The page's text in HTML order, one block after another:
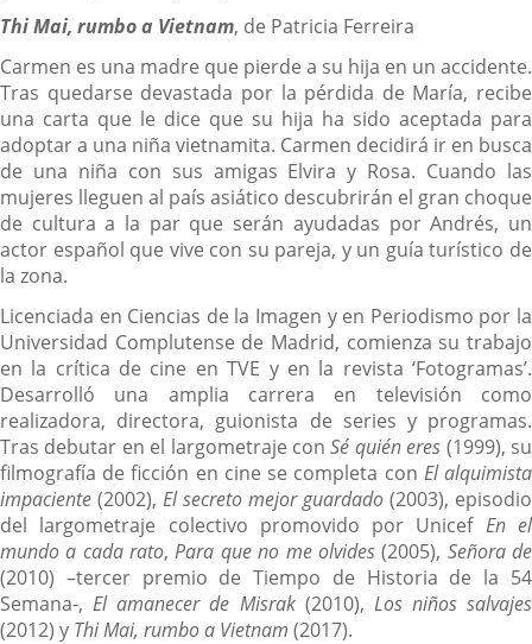
Thi Mai, rumbo a Vietnam, de Patricia Ferreira
Carmen es una madre que pierde a su hija en un accidente.
Tras quedarse devastada por la pérdida de María, recibe
una carta que le dice que su hija ha sido aceptada para
adoptar a una niña vietnamita. Carmen decidirá ir en busca
de una niña con sus amigas Elvira y Rosa. Cuando las
mujeres lleguen al país asiático descubrirán el gran choque
de cultura a la par que serán ayudadas por Andrés, un
actor español que vive con su pareja, y un guía turístico de
la zona.
Licenciada en Ciencias de la Imagen y en Periodismo por la
Universidad Complutense de Madrid, comienza su trabajo
en la crítica de cine en TVE y en la revista ‘Fotogramas’.
Desarrolló una amplia carrera en televisión como
realizadora, directora, guionista de series y programas.
Tras debutar en el largometraje conSé quién eres (1999), su
filmografía de ficción en cine se completa con El alquimista
impaciente (2002), El secreto mejor guardado (2003), episodio
del largometraje colectivo promovido por Unicef En el
mundo a cada rato,Para que no me olvides(2005), Señora de
(2010) –tercer premio de Tiempo de Historia de la 54
Semana-,El amanecer de Misrak(2010), Los niños salvajes
(2012) y Thi Mai, rumbo a Vietnam (2017).